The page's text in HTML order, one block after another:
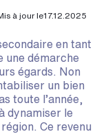
à jour le17.12.2025
en tant
une démarche
égards. Non
un bien
toute l’année,
dynamiser le
Ce revenu